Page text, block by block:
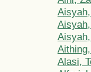
Alasi,